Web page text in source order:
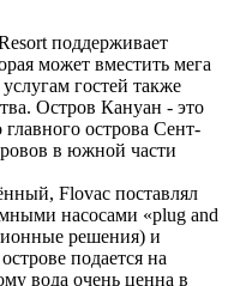
поддерживает
может вместить мега
гостей также
Остров Кануан - это
главного острова Сент-
в южной части
Flovac поставлял
насосами «plug and
решения) и
подается на
вода очень ценна в